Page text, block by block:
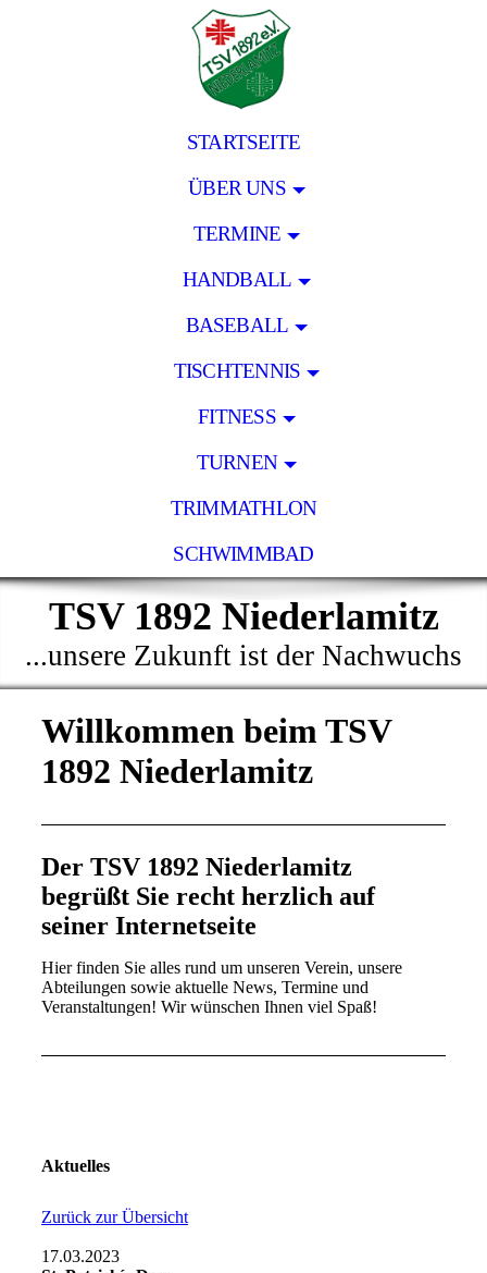
STARTSEITE
ÜBER UNS
TERMINE
HANDBALL
BASEBALL
TISCHTENNIS
FITNESS
TURNEN
TRIMMATHLON
SCHWIMMBAD
TSV 1892 Niederlamitz
...unsere Zukunft ist der Nachwuchs
Willkommen beim TSV
1892 Niederlamitz
Der TSV 1892 Niederlamitz
begrüßt Sie recht herzlich auf
seiner Internetseite
Hier finden Sie alles rund um unseren Verein, unsere
Abteilungen sowie aktuelle News, Termine und
Veranstaltungen! Wir wünschen Ihnen viel Spaß!
Aktuelles
Zurück zur Übersicht
17.03.2023